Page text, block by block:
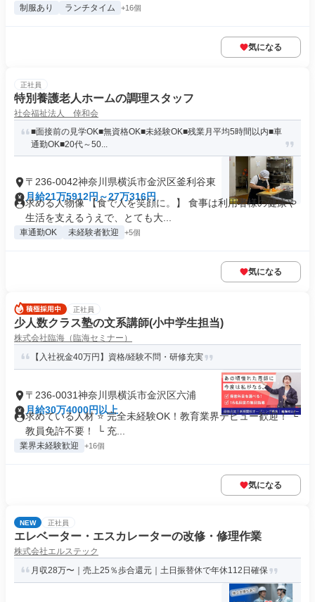
制服あり ランチタイム +16個
気になる
正社員
特別養護老人ホームの調理スタッフ
社会福祉法人 倖和会
■面接前の見学OK■無資格OK■未経験OK■残業月平均5時間以内■車
通勤OK■20代～50...
〒236-0042神奈川県横浜市金沢区釜利谷東
月給21万5912円～27万316円
求める人物像 【食で人を笑顔に。】 食事は利用者様の健康や
生活を支えるうえで、とても大...
車通勤OK 未経験者歓迎 +5個
気になる
正社員
少人数クラス塾の文系講師(小中学生担当)
株式会社臨海（臨海セミナー）
【入社祝金40万円】資格/経験不問・研修充実
〒236-0031神奈川県横浜市金沢区六浦
月給30万4000円以上
求めている人材 ⭐ 完全未経験OK！教育業界デビュー歓迎！ └
教員免許不要！ └ 充...
業界未経験歓迎 +16個
気になる
NEW 正社員
エレベーター・エスカレーターの改修・修理作業
株式会社エルステック
⽉収28万〜｜売上25％歩合還元｜⼟⽇振替休で年休112⽇確保